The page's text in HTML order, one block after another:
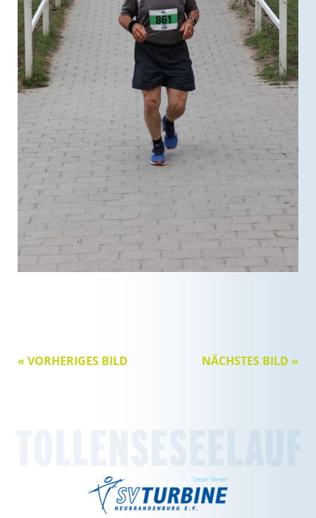
« VORHERIGES BILD NÄCHSTES BILD »